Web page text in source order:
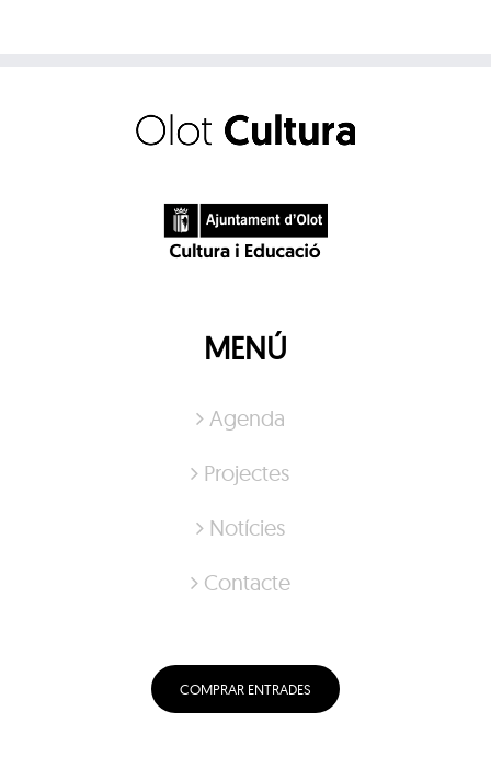
MENÚ
Agenda
Projectes
Notícies
Contacte
COMPRAR ENTRADES